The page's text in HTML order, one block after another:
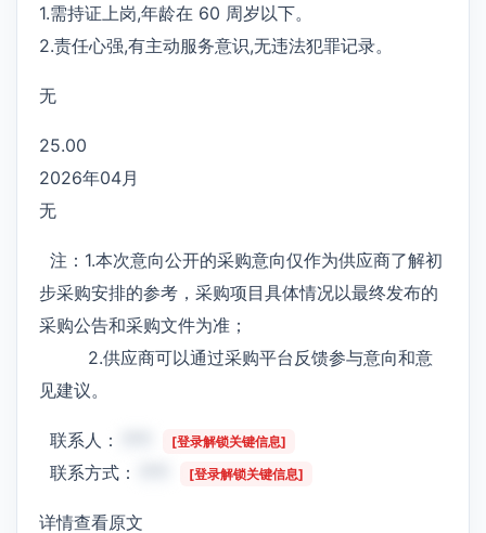
1.需持证上岗,年龄在 60 周岁以下。
2.责任心强,有主动服务意识,无违法犯罪记录。
无
25.00
2026年04月
无
注：1.本次意向公开的采购意向仅作为供应商了解初
步采购安排的参考，采购项目具体情况以最终发布的
采购公告和采购文件为准；
2.供应商可以通过采购平台反馈参与意向和意
见建议。
联系人： [登录解锁关键信息]
联系方式： [登录解锁关键信息]
详情查看原文